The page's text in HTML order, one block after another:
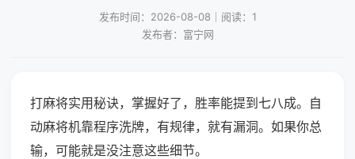
发布时间：2026-08-08｜阅读：1
发布者：富宁网
打麻将实用秘诀，掌握好了，胜率能提到七八成。自
动麻将机靠程序洗牌，有规律，就有漏洞。如果你总
输，可能就是没注意这些细节。